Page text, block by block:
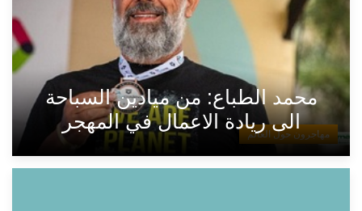
مهاجرون حول العالم
محمد الطباع: من ميادين السباحة
الى ريادة الاعمال في المهجر